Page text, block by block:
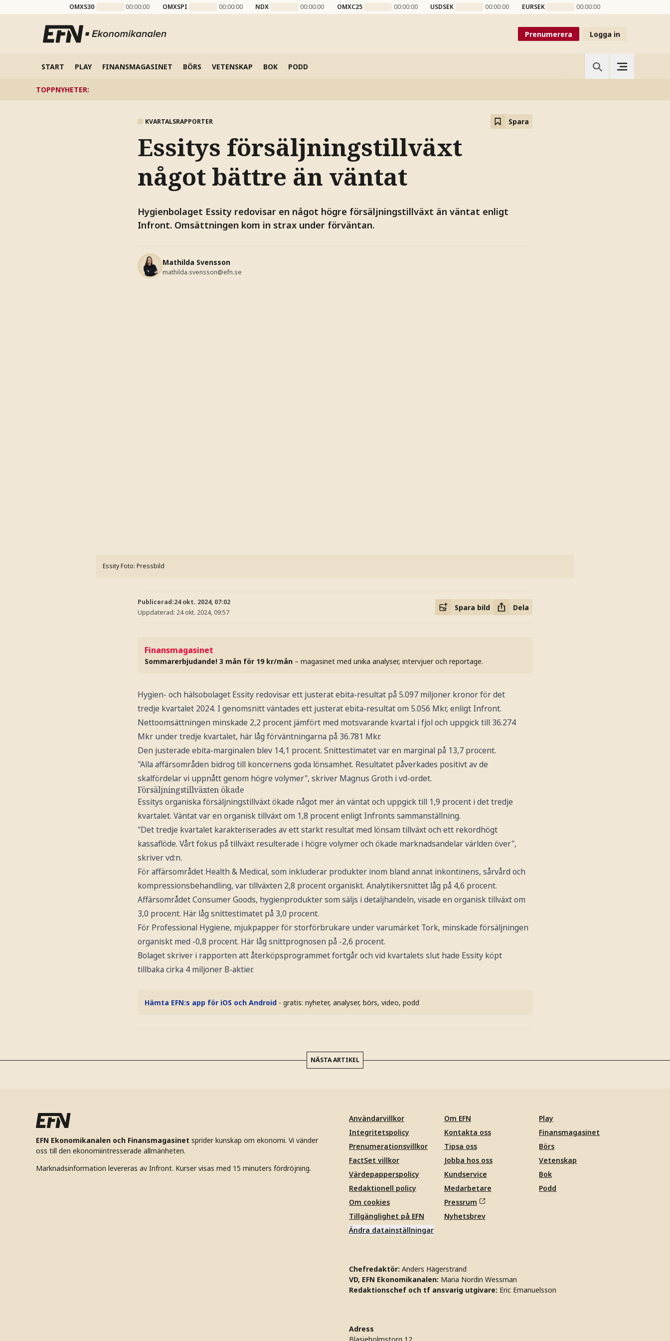
OMXS30 00:00:00 OMXSPI 00:00:00 NDX 00:00:00 OMXC25 00:00:00 USDSEK 00:00:00 EURSEK 00:00:00
Prenumerera Logga in
START PLAY FINANSMAGASINET BÖRS VETENSKAP BOK PODD
TOPPNYHETER:
KVARTALSRAPPORTER Spara
Essitys försäljningstillväxt
något bättre än väntat
Hygienbolaget Essity redovisar en något högre försäljningstillväxt än väntat enligt
Infront. Omsättningen kom in strax under förväntan.
Mathilda Svensson
mathilda.svensson@efn.se
EssityFoto: Pressbild
Publicerad:24 okt. 2024, 07:02
Uppdaterad: 24 okt. 2024, 09:57
Spara bild Dela
Finansmagasinet
Sommarerbjudande! 3 mån för 19 kr/mån – magasinet med unika analyser, intervjuer och reportage.
Hygien- och hälsobolaget Essity redovisar ett justerat ebita-resultat på 5.097 miljoner kronor för det
tredje kvartalet 2024. I genomsnitt väntades ett justerat ebita-resultat om 5.056 Mkr, enligt Infront.
Nettoomsättningen minskade 2,2 procent jämfört med motsvarande kvartal i fjol och uppgick till 36.274
Mkr under tredje kvartalet, här låg förväntningarna på 36.781 Mkr.
Den justerade ebita-marginalen blev 14,1 procent. Snittestimatet var en marginal på 13,7 procent.
"Alla affärsområden bidrog till koncernens goda lönsamhet. Resultatet påverkades positivt av de
skalfördelar vi uppnått genom högre volymer", skriver Magnus Groth i vd-ordet.
Försäljningstillväxten ökade
Essitys organiska försäljningstillväxt ökade något mer än väntat och uppgick till 1,9 procent i det tredje
kvartalet. Väntat var en organisk tillväxt om 1,8 procent enligt Infronts sammanställning.
"Det tredje kvartalet karakteriserades av ett starkt resultat med lönsam tillväxt och ett rekordhögt
kassaflöde. Vårt fokus på tillväxt resulterade i högre volymer och ökade marknadsandelar världen över",
skriver vd:n.
För affärsområdet Health & Medical, som inkluderar produkter inom bland annat inkontinens, sårvård och
kompressionsbehandling, var tillväxten 2,8 procent organiskt. Analytikersnittet låg på 4,6 procent.
Affärsområdet Consumer Goods, hygienprodukter som säljs i detaljhandeln, visade en organisk tillväxt om
3,0 procent. Här låg snittestimatet på 3,0 procent.
För Professional Hygiene, mjukpapper för storförbrukare under varumärket Tork, minskade försäljningen
organiskt med -0,8 procent. Här låg snittprognosen på -2,6 procent.
Bolaget skriver i rapporten att återköpsprogrammet fortgår och vid kvartalets slut hade Essity köpt
tillbaka cirka 4 miljoner B-aktier.
Hämta EFN:s app för iOS och Android - gratis: nyheter, analyser, börs, video, podd
NÄSTA ARTIKEL
EFN Ekonomikanalen och Finansmagasinet sprider kunskap om ekonomi. Vi vänder
oss till den ekonomiintresserade allmänheten.
Marknadsinformation levereras av Infront. Kurser visas med 15 minuters fördröjning.
Användarvillkor
Integritetspolicy
Prenumerationsvillkor
FactSet villkor
Värdepapperspolicy
Redaktionell policy
Om cookies
Tillgänglighet på EFN
Ändra datainställningar
Om EFN
Kontakta oss
Tipsa oss
Jobba hos oss
Kundservice
Medarbetare
Pressrum
Nyhetsbrev
Play
Finansmagasinet
Börs
Vetenskap
Bok
Podd
Chefredaktör: Anders Hägerstrand
VD, EFN Ekonomikanalen: Maria Nordin Wessman
Redaktionschef och tf ansvarig utgivare: Eric Emanuelsson
Adress
Blasieholmstorg 12